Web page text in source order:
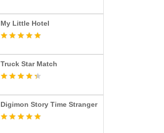
My Little Hotel
Truck Star Match
Digimon Story Time Stranger